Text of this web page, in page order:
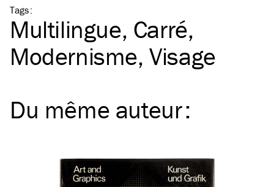
Tags:
Multilingue Carré
Modernisme Visage
Du même auteur: